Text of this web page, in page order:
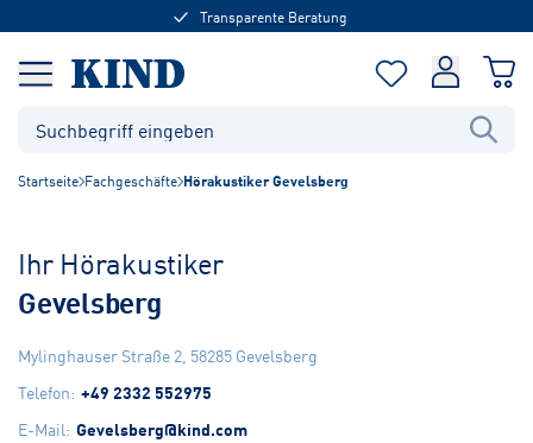
Transparente Beratung
Startseite Fachgeschäfte Hörakustiker Gevelsberg
Ihr Hörakustiker
Gevelsberg
Mylinghauser Straße 2, 58285 Gevelsberg
Telefon: +49 2332 552975
E-Mail: Gevelsberg@kind.com